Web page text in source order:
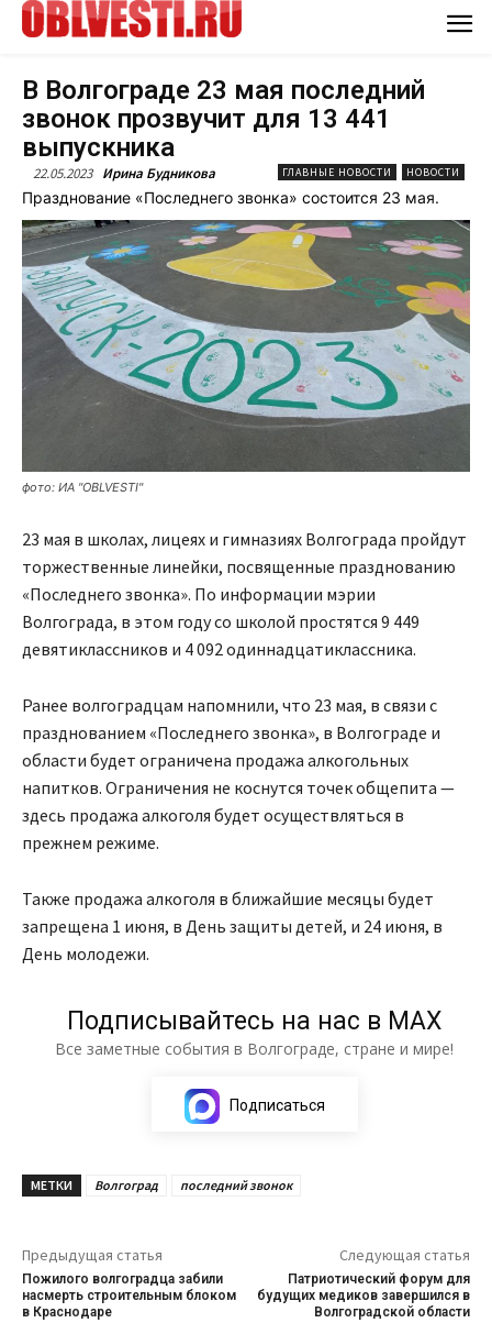
В Волгограде 23 мая последний
звонок прозвучит для 13 441
выпускника
22.05.2023 Ирина Будникова ГЛАВНЫЕ НОВОСТИ НОВОСТИ
Празднование «Последнего звонка» состоится 23 мая.
фото: ИА "OBLVESTI"
23 мая в школах, лицеях и гимназиях Волгограда пройдут
торжественные линейки, посвященные празднованию
«Последнего звонка». По информации мэрии
Волгограда, в этом году со школой простятся 9 449
девятиклассников и 4 092 одиннадцатиклассника.
Ранее волгоградцам напомнили, что 23 мая, в связи с
празднованием «Последнего звонка», в Волгограде и
области будет ограничена продажа алкогольных
напитков. Ограничения не коснутся точек общепита —
здесь продажа алкоголя будет осуществляться в
прежнем режиме.
Также продажа алкоголя в ближайшие месяцы будет
запрещена 1 июня, в День защиты детей, и 24 июня, в
День молодежи.
Подписывайтесь на нас в МАХ
Все заметные события в Волгограде, стране и мире!
Подписаться
МЕТКИ Волгоград последний звонок
Предыдущая статья
Пожилого волгоградца забили
насмерть строительным блоком
в Краснодаре
Следующая статья
Патриотический форум для
будущих медиков завершился в
Волгоградской области